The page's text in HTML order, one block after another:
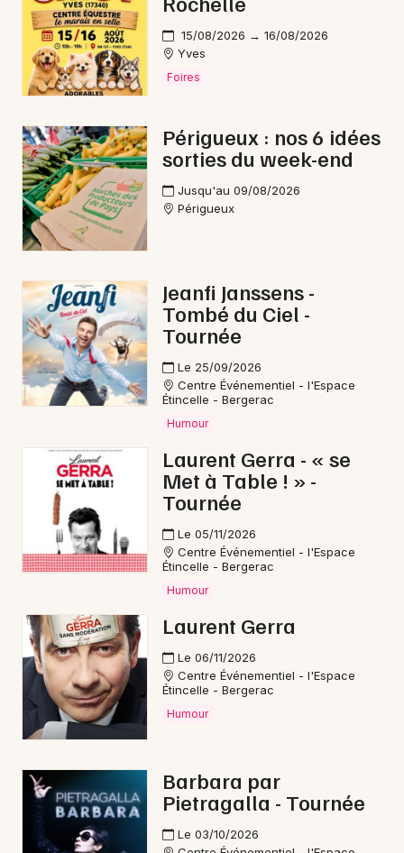
15/08/2026 → 16/08/2026
Yves
Foires
Périgueux : nos 6 idées
sorties du week-end
Jusqu'au 09/08/2026
Périgueux
Jeanfi Janssens -
Tombé du Ciel -
Tournée
Le 25/09/2026
Centre Événementiel - l'Espace
Étincelle - Bergerac
Humour
Laurent Gerra - « se
Met à Table ! » -
Tournée
Le 05/11/2026
Centre Événementiel - l'Espace
Étincelle - Bergerac
Humour
Laurent Gerra
Le 06/11/2026
Centre Événementiel - l'Espace
Étincelle - Bergerac
Humour
Barbara par
Pietragalla - Tournée
Le 03/10/2026